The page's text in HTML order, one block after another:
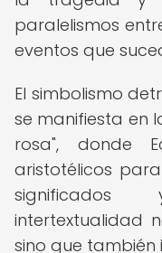
paralelismos
eventos que
El simbolismo
se manifiesta en
rosa", donde
aristotélicos
intertextualidad
sino que